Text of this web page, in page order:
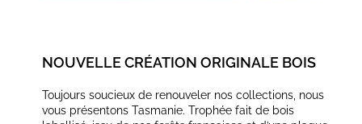
NOUVELLE CRÉATION ORIGINALE BOIS
Toujours soucieux de renouveler nos collections, nous
vous présentons Tasmanie. Trophée fait de bois